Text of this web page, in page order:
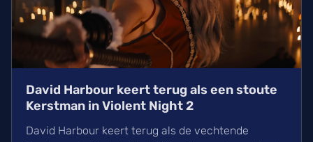
David Harbour keert terug als een stoute
Kerstman in Violent Night 2
David Harbour keert terug als de vechtende